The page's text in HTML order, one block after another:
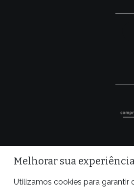
Melhorar sua
Utilizamos cookies para garantir